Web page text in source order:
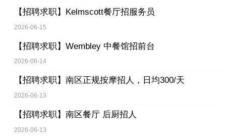
【招聘求职】 Kelmscott餐厅招服务员
2026-06-15
【招聘求职】 Wembley 中餐馆招前台
2026-06-14
【招聘求职】 南区正规按摩招人，日均300/天
2026-06-13
【招聘求职】 南区餐厅 后厨招人
2026-06-13